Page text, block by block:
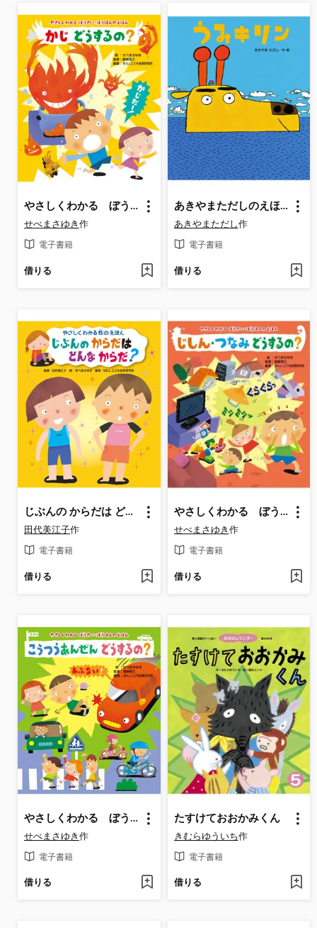
やさしくわかる ぼうさい・ぼうはんのえほん かじ どうするの?
せべまさゆき作
電子書籍
借りる
あきやまただしのえほん うみキリン
あきやまただし作
電子書籍
借りる
じぶんの からだは どんな からだ?
田代美江子作
電子書籍
借りる
やさしくわかる ぼうさい・ぼうはんのえほん じしん・つなみ どうするの?
せべまさゆき作
電子書籍
借りる
やさしくわかる ぼうさい・ぼうはんのえほん こうつうあんぜん どうするの?
せべまさゆき作
電子書籍
借りる
たすけておおかみくん
きむらゆういち作
電子書籍
借りる